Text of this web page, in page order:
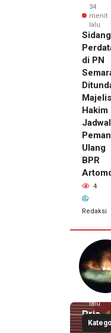
34
menit
lalu
Sidang
di PN
Majelis
Hakim
Ulang
BPR
4
Redaksi
1
lalu
Pria